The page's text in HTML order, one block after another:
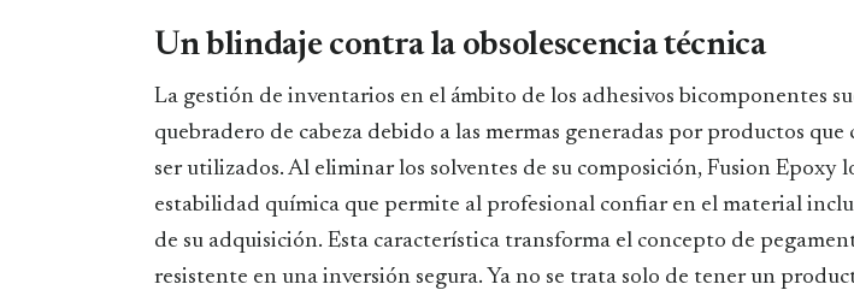
Un blindaje contra la obsolescencia técnica
La gestión de inventarios en el ámbito de los adhesivos bicomponentes
quebradero de cabeza debido a las mermas generadas por productos que
ser utilizados. Al eliminar los solventes de su composición, Fusion Epoxy
estabilidad química que permite al profesional confiar en el material
de su adquisición. Esta característica transforma el concepto de
resistente en una inversión segura. Ya no se trata solo de tener un